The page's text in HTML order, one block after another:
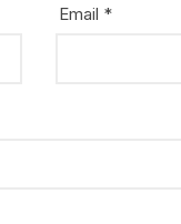
Email *